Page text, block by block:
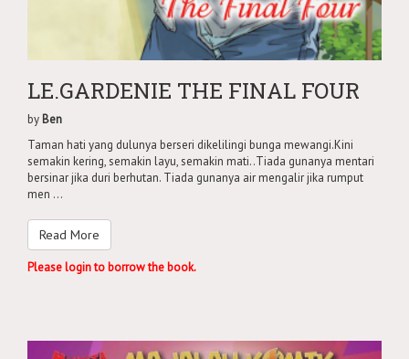
LE.GARDENIE THE FINAL FOUR
by Ben
Taman hati yang dulunya berseri dikelilingi bunga mewangi.Kini
semakin kering, semakin layu, semakin mati..Tiada gunanya mentari
bersinar jika duri berhutan. Tiada gunanya air mengalir jika rumput
men ...
Read More
Please login to borrow the book.